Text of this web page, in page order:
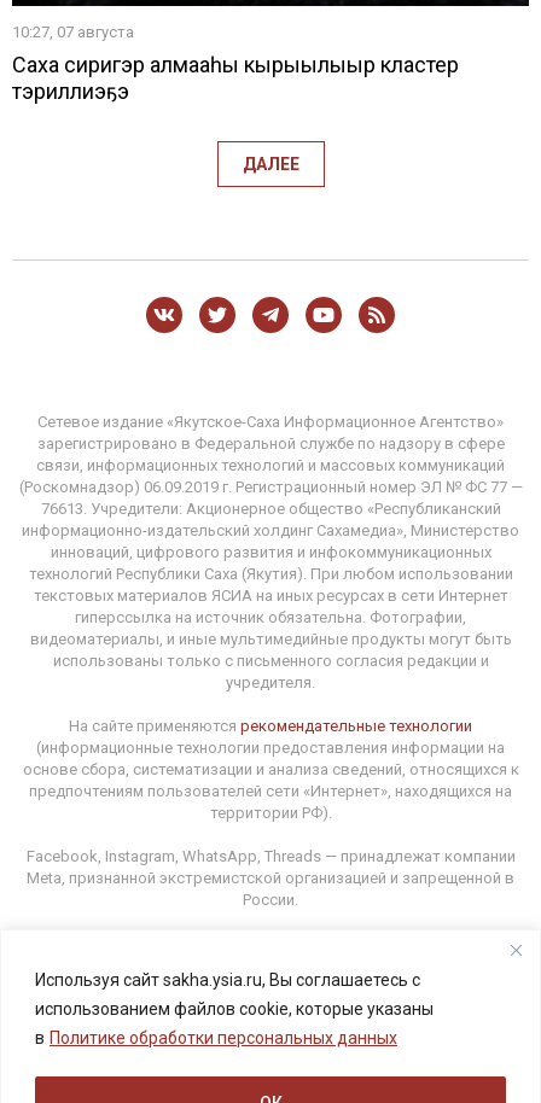
Используя сайт sakha.ysia.ru, Вы соглашаетесь с
использованием файлов cookie, которые указаны
в Политике обработки персональных данных
10:27, 07 августа
Саха сиригэр алмааһы кырыылыыр кластер
тэриллиэҕэ
ДАЛЕЕ
Сетевое издание «Якутское-Саха Информационное Агентство»
зарегистрировано в Федеральной службе по надзору в сфере
связи, информационных технологий и массовых коммуникаций
(Роскомнадзор) 06.09.2019 г. Регистрационный номер ЭЛ № ФС 77 —
76613. Учредители: Акционерное общество «Республиканский
информационно-издательский холдинг Сахамедиа», Министерство
инноваций, цифрового развития и инфокоммуникационных
технологий Республики Саха (Якутия). При любом использовании
текстовых материалов ЯСИА на иных ресурсах в сети Интернет
гиперссылка на источник обязательна. Фотографии,
видеоматериалы, и иные мультимедийные продукты могут быть
использованы только с письменного согласия редакции и
учредителя.
На сайте применяются рекомендательные технологии
(информационные технологии предоставления информации на
основе сбора, систематизации и анализа сведений, относящихся к
предпочтениям пользователей сети «Интернет», находящихся на
территории РФ).
Facebook, Instagram, WhatsApp, Threads — принадлежат компании
Meta, признанной экстремистской организацией и запрещенной в
России.
Адрес редакции: 677000, г. Якутск, ул. Орджоникидзе, 31.
E-mail: ysia1@yandex.ru Телефон: (4112) 34-13-89
18+